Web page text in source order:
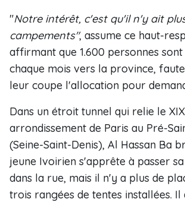
"Notre intérêt, c'est qu'il n'y ait
campements", assume ce haut-
affirmant que 1.600 personnes
chaque mois vers la province,
leur coupe l'allocation pour
Dans un étroit tunnel qui relie le XIX
arrondissement de Paris au Pré-
(Seine-Saint-Denis), Al Hassan Ba
jeune Ivoirien s'apprête à passer
dans la rue, mais il n'y a plus de
trois rangées de tentes installées.